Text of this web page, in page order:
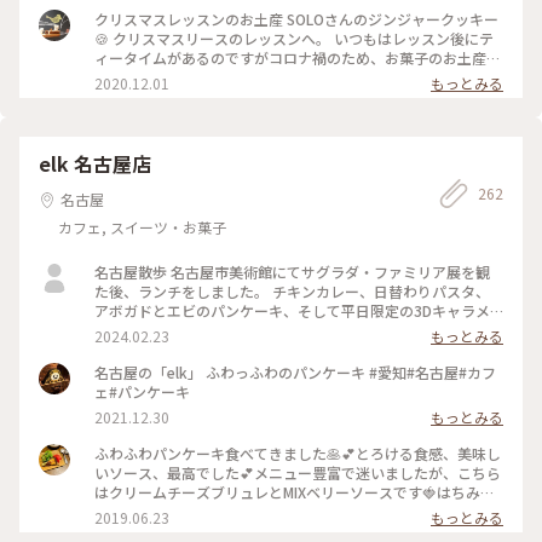
😊 #冬を味わう#名古屋#SOLO#ケーキ#焼き菓子#今は完全予
約でしか手に入らない#貴重なお菓子#うれしいな#クリスマス
レッスン#ナチュラルなクリスマスリースをつくりました#アト
クリスマスレッスンのお土産 SOLOさんのジンジャークッキー
🍪 クリスマスリースのレッスンへ。 いつもはレッスン後にテ
ィータイムがあるのですがコロナ禍のため、お菓子のお土産つ
き。 うれしいお土産にルンルン♫ おうちで紅茶といただきま
した😊 #冬を味わう#名古屋#SOLO#ケーキ#焼き菓子#今は完
アトリエみちくさ
2020.12.01 もっとみる
elk 名古屋店
名古屋
カフェ, スイーツ・お菓子
262
名古屋散歩 名古屋市美術館にてサグラダ・ファミリア展を観
た後、ランチをしました。 チキンカレー、日替わりパスタ、
アボガドとエビのパンケーキ、そして平日限定の3Dキャラメ
ルラテを注文。 スパイスが効いていて、しっかりとしたお味で
した。とても美味しかったです。 注文してから時間が必要な
3Dキャラメルラテはふわふわでとても可愛かったです。 #私の
ことりっぷ旅
2024.02.23
もっとみる
名古屋の「elk」 ふわっふわのパンケーキ #愛知#名古屋#カフ
ェ#パンケーキ
2021.12.30
もっとみる
ふわふわパンケーキ食べてきました🥞💕とろける食感、美味し
いソース、最高でした💕メニュー豊富で迷いましたが、こちら
はクリームチーズブリュレとMIXベリーソースです🍓はちみつ
も食べましたが、美味しかった😭季節のフルーツパンケーキ
は、メロンでした😋
2019.06.23 もっとみる